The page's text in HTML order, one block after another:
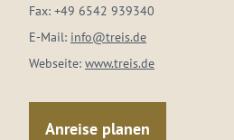
Fax: +49 6542 939340
E-Mail: info@treis.de
Webseite: www.treis.de
Anreise planen